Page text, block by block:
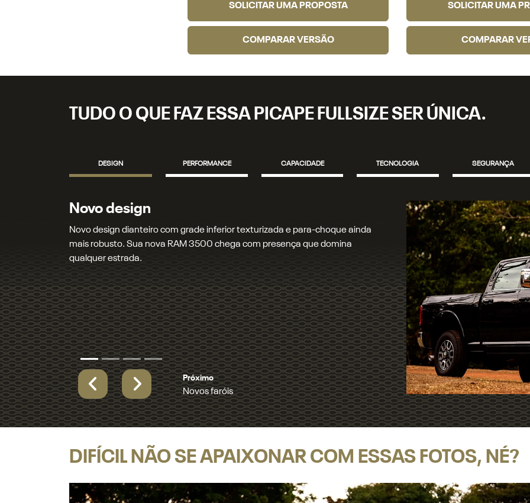
SOLICITAR UMA PROPOSTA
COMPARAR VERSÃO
SOLICITAR UMA
COMPARAR
TUDO O QUE FAZ ESSA PICAPE FULLSIZE SER ÚNICA.
DESIGN PERFORMANCE CAPACIDADE TECNOLOGIA SEGURANÇA
Novos faróis
Novos faróis e lanternas full LED que iluminam seu caminho com precisão.
Garanta mais segurança e um visual marcante, seja de dia ou de noite.​
Próximo
Previous
Next